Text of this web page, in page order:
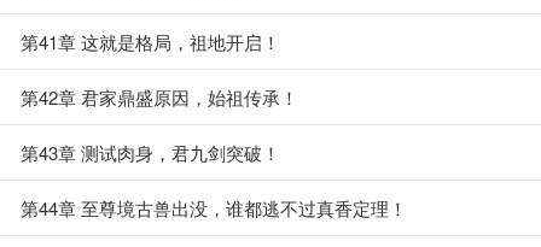
第41章 这就是格局，祖地开启！
第42章 君家鼎盛原因，始祖传承！
第43章 测试肉身，君九剑突破！
第44章 至尊境古兽出没，谁都逃不过真香定理！